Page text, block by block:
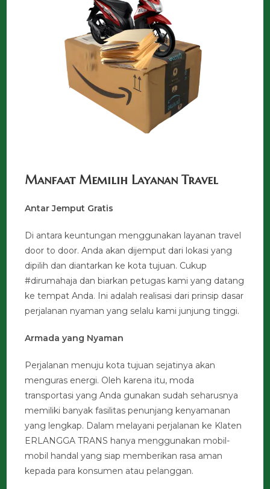
Manfaat Memilih Layanan Travel
Antar Jemput Gratis
Di antara keuntungan menggunakan layanan travel
door to door. Anda akan dijemput dari lokasi yang
dipilih dan diantarkan ke kota tujuan. Cukup
#dirumahaja dan biarkan petugas kami yang datang
ke tempat Anda. Ini adalah realisasi dari prinsip dasar
perjalanan nyaman yang selalu kami junjung tinggi.
Armada yang Nyaman
Perjalanan menuju kota tujuan sejatinya akan
menguras energi. Oleh karena itu, moda
transportasi yang Anda gunakan sudah seharusnya
memiliki banyak fasilitas penunjang kenyamanan
yang lengkap. Dalam melayani perjalanan ke Klaten
ERLANGGA TRANS hanya menggunakan mobil-
mobil handal yang siap memberikan rasa aman
kepada para konsumen atau pelanggan.